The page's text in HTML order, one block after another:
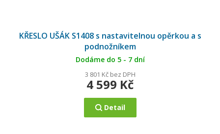
KŘESLO UŠÁK S1408 s nastavitelnou opěrkou a s
podnožníkem
Dodáme do 5 - 7 dní
3 801 Kč bez DPH
4 599 Kč
Detail